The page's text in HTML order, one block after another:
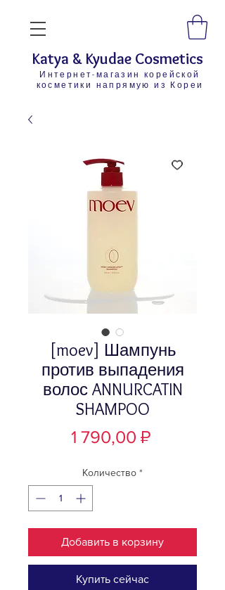
Katya & Kyudae Cosmetics
Интернет-магазин корейской
косметики напрямую из Кореи
[moev] Шампунь
против выпадения
волос ANNURCATIN
SHAMPOO
1 790,00 ₽Цена
Количество *
Добавить в корзину
Купить сейчас